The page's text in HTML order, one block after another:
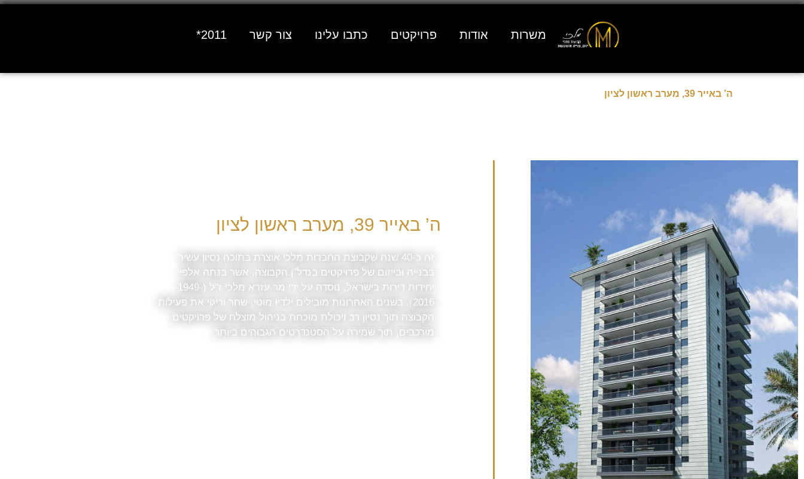
*2011 צור קשר כתבו עלינו פרויקטים אודות משרות
ה’ באייר 39, מערב ראשון לציון​​
זה כ-40 שנה שקבוצת החברות מלכי אוצרת בתוכה נסיון עשיר
בבנייה ובייזום של פרויקטים בנדל”ן.הקבוצה, אשר בנתה אלפי
יחידות דירות בישראל, נוסדה על ידי מר עזרא מלכי ז”ל (1949-
2016). בשנים האחרונות מובילים ילדיו מוטי, שחר וריקי את פעילות
הקבוצה תוך נסיון רב ויכולת מוכחת בניהול מוצלח של פרויקטים
מורכבים, תוך שמירה על הסטנדרטים הגבוהים ביותר.